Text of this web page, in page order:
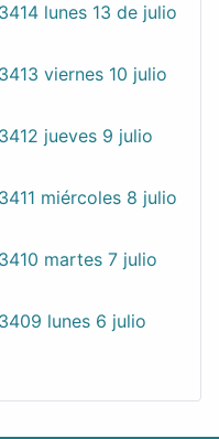
lunes 13 de julio
viernes 10 julio
jueves 9 julio
miércoles 8 julio
martes 7 julio
lunes 6 julio